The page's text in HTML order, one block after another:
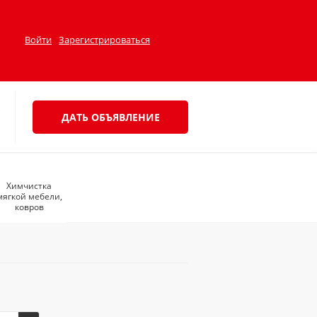
Войти Зарегистрироваться
ДАТЬ ОБЪЯВЛЕНИЕ
Химчистка
мебели,
ковров